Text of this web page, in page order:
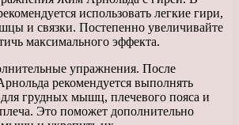
использовать легкие гири,
и связки. Постепенно увеличивайте
максимального эффекта.
упражнения. После
рекомендуется выполнять
грудных мышц, плечевого пояса и
Это поможет дополнительно